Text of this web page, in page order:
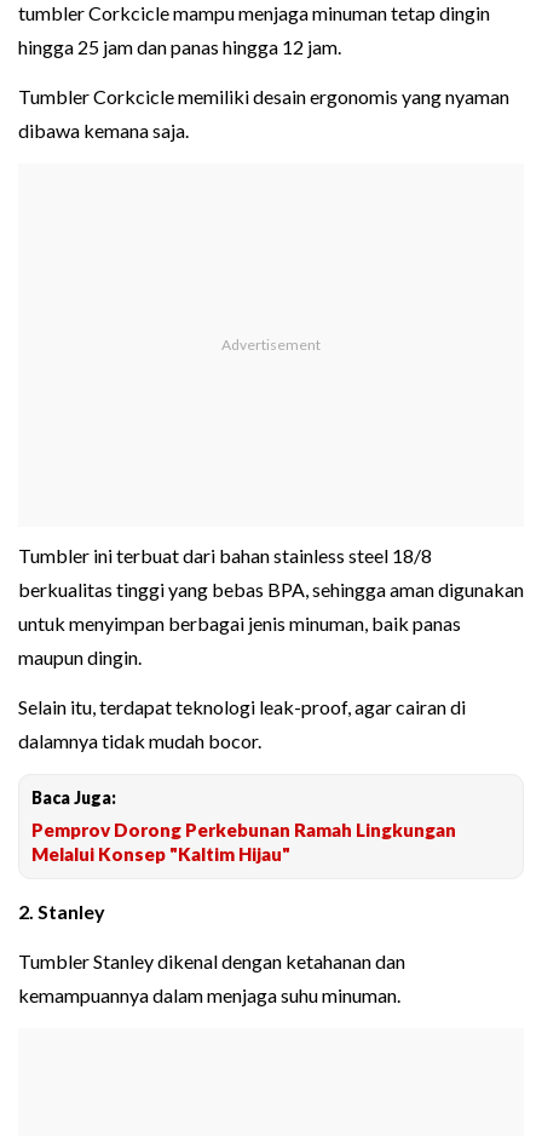
tumbler Corkcicle mampu menjaga minuman tetap dingin
hingga 25 jam dan panas hingga 12 jam.
Tumbler Corkcicle memiliki desain ergonomis yang nyaman
dibawa kemana saja.
Tumbler ini terbuat dari bahan stainless steel 18/8
berkualitas tinggi yang bebas BPA, sehingga aman digunakan
untuk menyimpan berbagai jenis minuman, baik panas
maupun dingin.
Selain itu, terdapat teknologi leak-proof, agar cairan di
dalamnya tidak mudah bocor.
Baca Juga:
Pemprov Dorong Perkebunan Ramah Lingkungan
Melalui Konsep "Kaltim Hijau"
2. Stanley
Tumbler Stanley dikenal dengan ketahanan dan
kemampuannya dalam menjaga suhu minuman.